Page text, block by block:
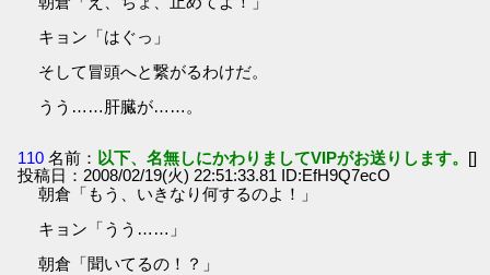
キョン「はぐっ」
そして冒頭へと繋がるわけだ。
うう……肝臓が……。
110 名前： 以下、名無しにかわりましてVIPがお送りします。 []
投稿日：2008/02/19(火) 22:51:33.81 ID:EfH9Q7ecO
朝倉「もう、いきなり何するのよ！」
キョン「うう……」
朝倉「聞いてるの！？」